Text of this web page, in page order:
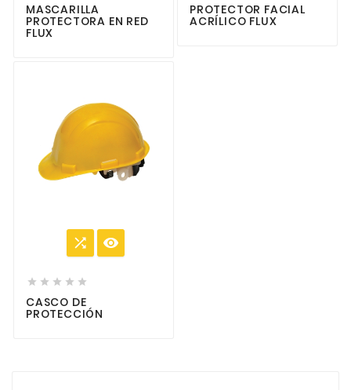
MASCARILLA
PROTECTORA EN RED
FLUX
PROTECTOR FACIAL
ACRÍLICO FLUX
 
    
CASCO DE
PROTECCIÓN